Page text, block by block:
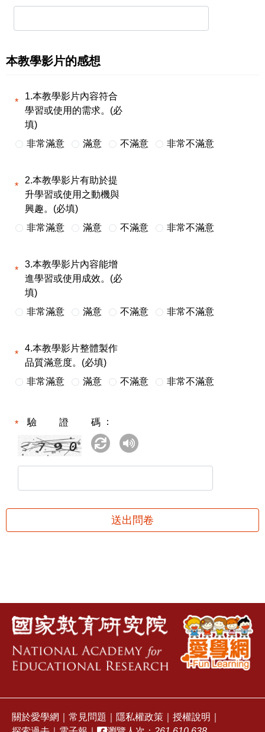
本教學影片的感想
1.本教學影片內容符合
學習或使用的需求。(必
填)
非常滿意
滿意 不滿意 非常不滿意
2.本教學影片有助於提
升學習或使用之動機與
興趣。(必填)
非常滿意
滿意 不滿意 非常不滿意
3.本教學影片內容能增
進學習或使用成效。(必
填)
非常滿意
滿意 不滿意 非常不滿意
4.本教學影片整體製作
品質滿意度。(必填)
非常滿意
滿意 不滿意 非常不滿意
驗證碼
送出問卷
關於愛學網 常見問題 隱私權政策 授權說明